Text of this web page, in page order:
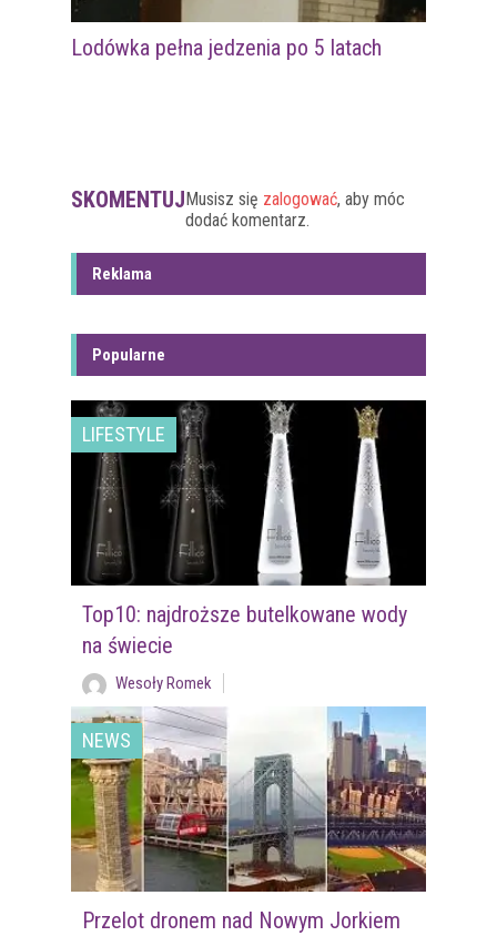
Lodówka pełna jedzenia po 5 latach
SKOMENTUJMusisz się zalogować, aby móc
dodać komentarz.
Reklama
Popularne
LIFESTYLE
Top10: najdroższe butelkowane wody
na świecie
Wesoły Romek
NEWS
Przelot dronem nad Nowym Jorkiem